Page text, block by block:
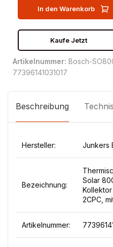
In den Warenkorb
Kaufe Jetzt
Artikelnummer: Bosch-
77396141031017
Beschreibung
Hersteller: Junkers
Bezeichnung:
Solar
2CPC,
Artikelnummer: